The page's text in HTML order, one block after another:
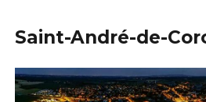
Saint-André-de-